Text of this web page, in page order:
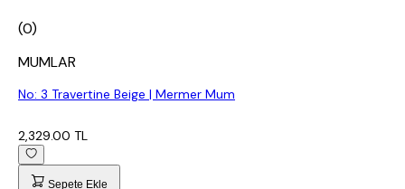
(0)
MUMLAR
No: 3 Travertine Beige | Mermer Mum
2,329.00 TL
Sepete Ekle